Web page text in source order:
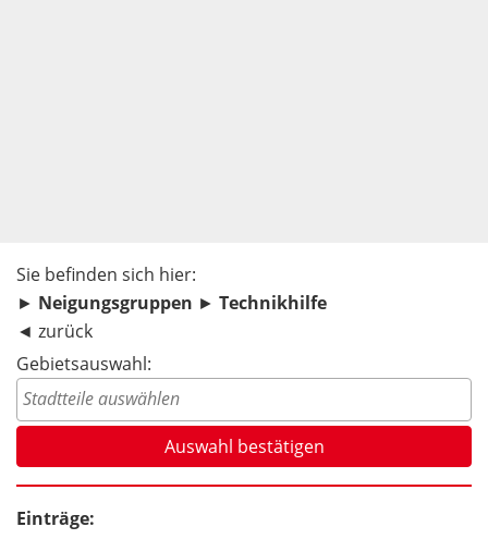
Sie befinden sich hier:
► Neigungsgruppen ► Technikhilfe
◄ zurück
Gebietsauswahl:
Einträge: